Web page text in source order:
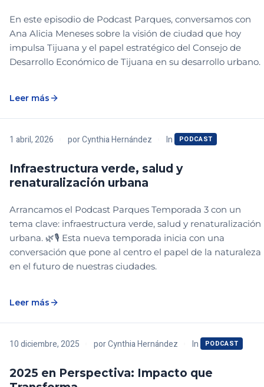
En este episodio de Podcast Parques, conversamos con
Ana Alicia Meneses sobre la visión de ciudad que hoy
impulsa Tijuana y el papel estratégico del Consejo de
Desarrollo Económico de Tijuana en su desarrollo urbano.
Leer más
1 abril, 2026 porCynthia Hernández In PODCAST
Infraestructura verde, salud y
renaturalización urbana
Arrancamos el Podcast Parques Temporada 3 con un
tema clave: infraestructura verde, salud y renaturalización
urbana. 🌿🎙️ Esta nueva temporada inicia con una
conversación que pone al centro el papel de la naturaleza
en el futuro de nuestras ciudades.
Leer más
10 diciembre, 2025 porCynthia Hernández In PODCAST
2025 en Perspectiva: Impacto que